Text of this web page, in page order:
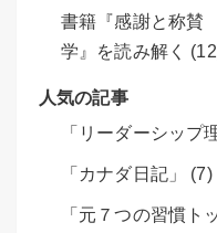
書籍『感謝と称賛
学』を読み解く
人気の記事
「リーダーシップ
「カナダ日記」 (7)
「元７つの習慣ト